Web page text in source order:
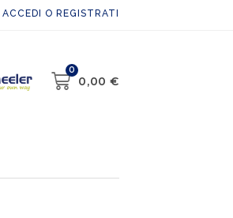
ACCEDI O REGISTRATI
0,00€
0